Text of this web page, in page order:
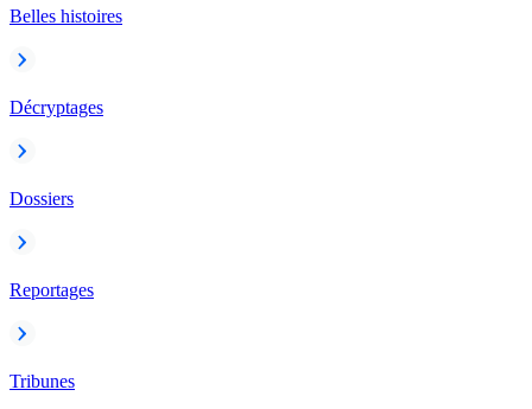
Belles histoires
Décryptages
Dossiers
Reportages
Tribunes